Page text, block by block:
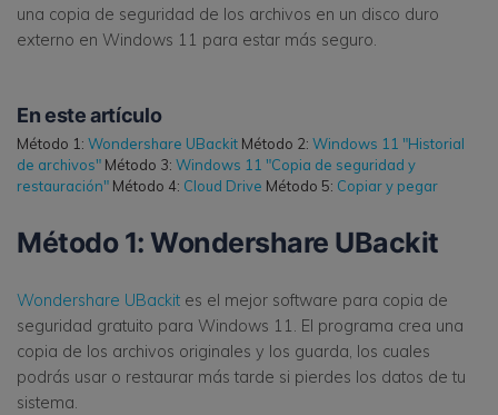
una copia de seguridad de los archivos en un disco duro
externo en Windows 11 para estar más seguro.
En este artículo
Método 1: Wondershare UBackit Método 2: Windows 11 "Historial
de archivos" Método 3: Windows 11 "Copia de seguridad y
restauración" Método 4: Cloud Drive Método 5: Copiar y pegar
Método 1: Wondershare UBackit
Wondershare UBackit es el mejor software para copia de
seguridad gratuito para Windows 11. El programa crea una
copia de los archivos originales y los guarda, los cuales
podrás usar o restaurar más tarde si pierdes los datos de tu
sistema.